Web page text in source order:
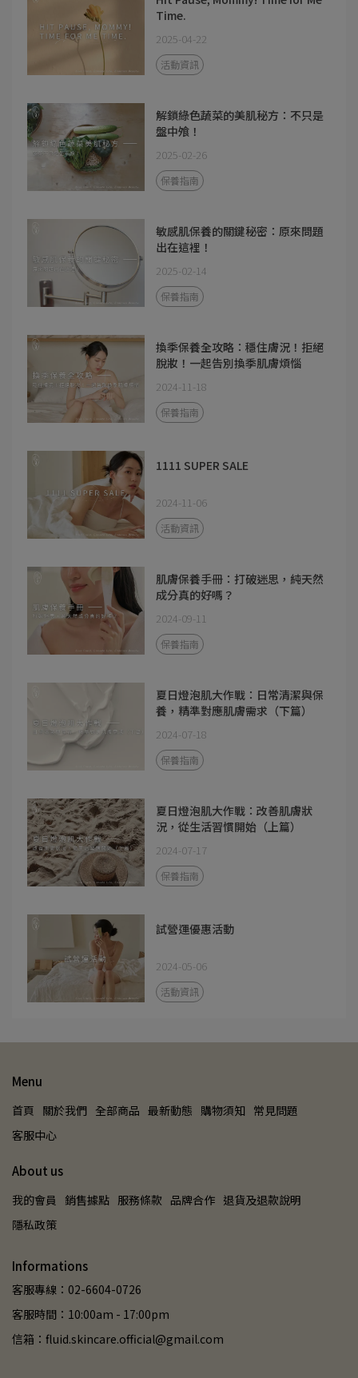
Time.
2025-04-22
活動資訊
解鎖綠色蔬菜的美肌秘方：不只是
盤中飧！
2025-02-26
保養指南
敏感肌保養的關鍵秘密：原來問題
出在這裡！
2025-02-14
保養指南
換季保養全攻略：穩住膚況！拒絕
脫妝！一起告別換季肌膚煩惱
2024-11-18
保養指南
1111 SUPER SALE
2024-11-06
活動資訊
肌膚保養手冊：打破迷思，純天然
成分真的好嗎？
2024-09-11
保養指南
夏日燈泡肌大作戰：日常清潔與保
養，精準對應肌膚需求（下篇）
2024-07-18
保養指南
夏日燈泡肌大作戰：改善肌膚狀
況，從生活習慣開始（上篇）
2024-07-17
保養指南
試營運優惠活動
2024-05-06
活動資訊
Menu
首頁 關於我們 全部商品 最新動態 購物須知 常見問題
客服中心
About us
我的會員 銷售據點 服務條款 品牌合作 退貨及退款說明
隱私政策
Informations
客服專線：02-6604-0726
客服時間：10:00am - 17:00pm
信箱：fluid.skincare.official@gmail.com